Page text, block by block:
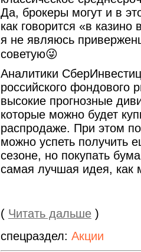
Да, брокеры могут и в
как говорится «в казино
я не являюсь
советую😜
Аналитики
российского фондового
высокие прогнозные
которые можно будет
распродаже. При этом
можно успеть получить
сезоне, но покупать
самая лучшая идея, как
( Читать дальше )
спецраздел: Акции